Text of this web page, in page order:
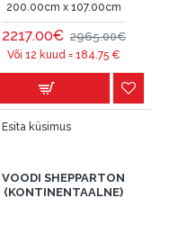
200.00cm x 107.00cm
2217.00€ 2965.00€
Või 12 kuud = 184.75€
Esita küsimus
VOODI SHEPPARTON
(KONTINENTAALNE)